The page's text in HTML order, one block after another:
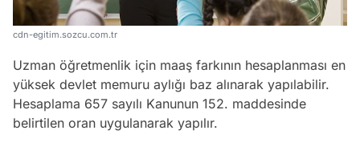
cdn-egitim.sozcu.com.tr
Uzman öğretmenlik için maaş farkının hesaplanması en
yüksek devlet memuru aylığı baz alınarak yapılabilir.
Hesaplama 657 sayılı Kanunun 152. maddesinde
belirtilen oran uygulanarak yapılır.